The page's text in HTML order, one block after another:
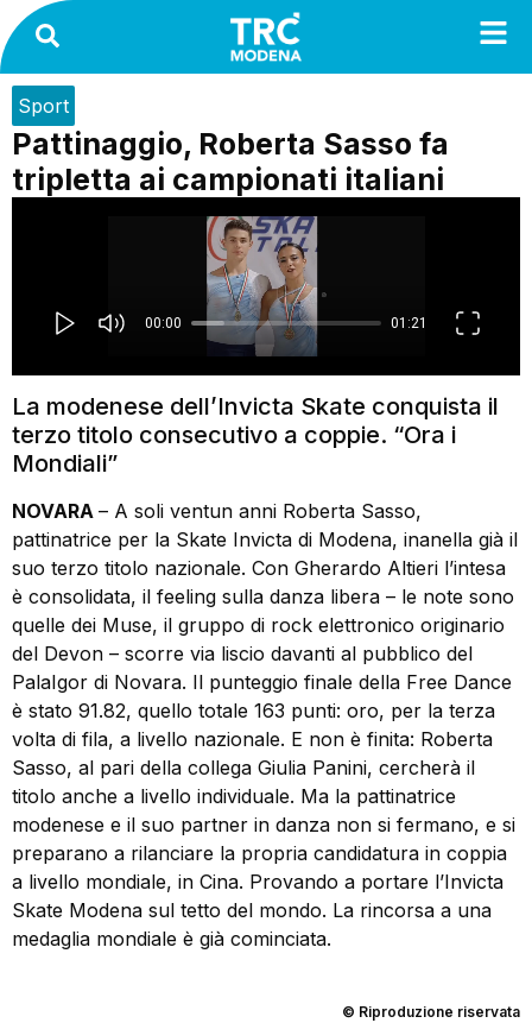
Sport
Pattinaggio, Roberta Sasso fa
tripletta ai campionati italiani
La modenese dell’Invicta Skate conquista il
terzo titolo consecutivo a coppie. “Ora i
Mondiali”
NOVARA – A soli ventun anni Roberta Sasso,
pattinatrice per la Skate Invicta di Modena, inanella già il
suo terzo titolo nazionale. Con Gherardo Altieri l’intesa
è consolidata, il feeling sulla danza libera – le note sono
quelle dei Muse, il gruppo di rock elettronico originario
del Devon – scorre via liscio davanti al pubblico del
PalaIgor di Novara. Il punteggio finale della Free Dance
è stato 91.82, quello totale 163 punti: oro, per la terza
volta di fila, a livello nazionale. E non è finita: Roberta
Sasso, al pari della collega Giulia Panini, cercherà il
titolo anche a livello individuale. Ma la pattinatrice
modenese e il suo partner in danza non si fermano, e si
preparano a rilanciare la propria candidatura in coppia
a livello mondiale, in Cina. Provando a portare l’Invicta
Skate Modena sul tetto del mondo. La rincorsa a una
medaglia mondiale è già cominciata.
© Riproduzione riservata